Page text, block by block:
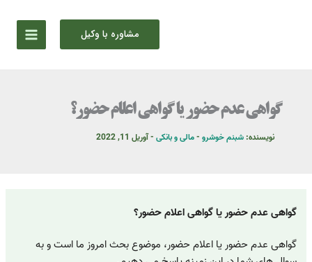
مشاوره با وکیل
گواهی عدم حضور یا گواهی اعلام حضور؟
نویسنده: شبنم خوشرو -مالی و بانکی-آوریل 11, 2022
گواهی عدم حضور یا گواهی اعلام حضور؟
گواهی عدم حضور یا اعلام حضور، موضوع بحث امروز ما است و به